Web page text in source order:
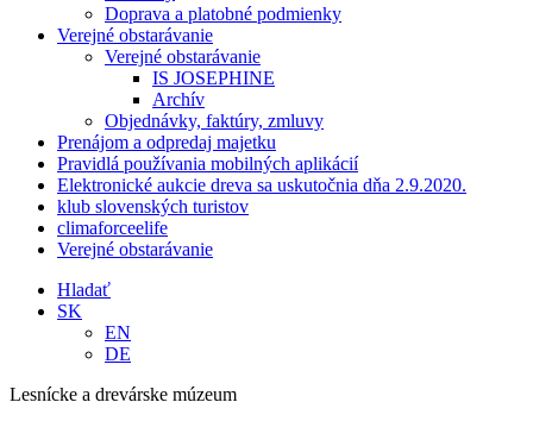
Doprava a platobné podmienky
Verejné obstarávanie
Verejné obstarávanie
IS JOSEPHINE
Archív
Objednávky, faktúry, zmluvy
Prenájom a odpredaj majetku
Pravidlá používania mobilných aplikácií
Elektronické aukcie dreva sa uskutočnia dňa 2.9.2020.
klub slovenských turistov
climaforceelife
Verejné obstarávanie
Hladať
SK
EN
DE
Lesnícke a drevárske múzeum